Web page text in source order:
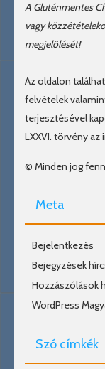
A Gluténmentes
vagy
megjelölését!
Az oldalon
felvételek
terjesztésével
LXXVI. törvény az
© Minden jog
Meta
Bejelentkezés
Bejegyzések
Hozzászólások
WordPress
Szó címkék